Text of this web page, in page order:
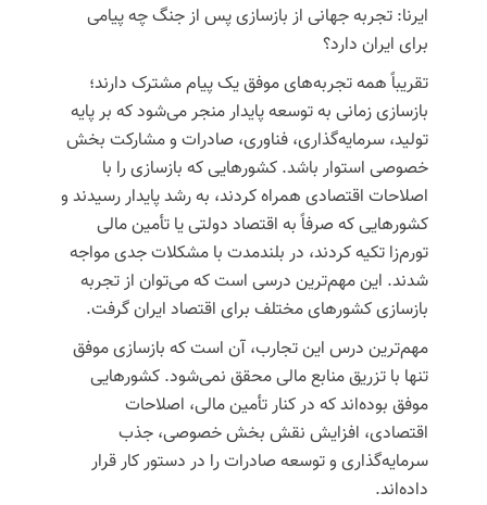
ایرنا: تجربه جهانی از بازسازی پس از جنگ چه پیامی
برای ایران دارد؟
تقریباً همه تجربه‌های موفق یک پیام مشترک دارند؛
بازسازی زمانی به توسعه پایدار منجر می‌شود که بر پایه
تولید، سرمایه‌گذاری، فناوری، صادرات و مشارکت بخش
خصوصی استوار باشد. کشورهایی که بازسازی را با
اصلاحات اقتصادی همراه کردند، به رشد پایدار رسیدند و
کشورهایی که صرفاً به اقتصاد دولتی یا تأمین مالی
تورم‌زا تکیه کردند، در بلندمدت با مشکلات جدی مواجه
شدند. این مهم‌ترین درسی است که می‌توان از تجربه
بازسازی کشورهای مختلف برای اقتصاد ایران گرفت.
مهم‌ترین درس این تجارب، آن است که بازسازی موفق
تنها با تزریق منابع مالی محقق نمی‌شود. کشورهایی
موفق بوده‌اند که در کنار تأمین مالی، اصلاحات
اقتصادی، افزایش نقش بخش خصوصی، جذب
سرمایه‌گذاری و توسعه صادرات را در دستور کار قرار
داده‌اند.